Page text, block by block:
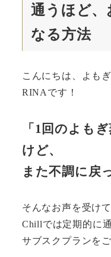
通うほど、
なる方法
こんにちは、よも
RINAです！
「1回のよも
けど、
また不調に戻
そんなお声を受けて
Chillでは定期的に
サブスクプランを